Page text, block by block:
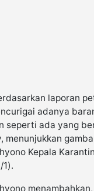
laporan
adanya
seperti ada yang
menunjukkan
Kepala
1).